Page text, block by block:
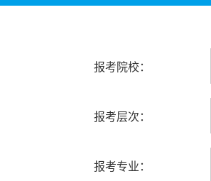
报考院校：
报考层次：
报考专业：